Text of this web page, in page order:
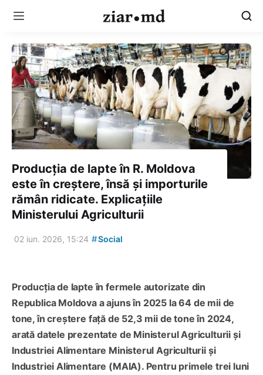
Producția de lapte în R. Moldova
este în creștere, însă și importurile
rămân ridicate. Explicațiile
Ministerului Agriculturii
02 iun. 2026, 15:24 #Social
Producția de lapte în fermele autorizate din
Republica Moldova a ajuns în 2025 la 64 de mii de
tone, în creștere față de 52,3 mii de tone în 2024,
arată datele prezentate de Ministerul Agriculturii și
Industriei Alimentare Ministerul Agriculturii și
Industriei Alimentare (MAIA). Pentru primele trei luni